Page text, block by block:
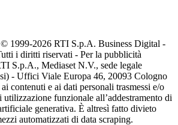
1999-2026 RTI S.p.A. Business Digital -
i diritti riservati - Per la pubblicità
S.p.A., Mediaset N.V., sede legale
- Uffici Viale Europa 46, 20093 Cologno
contenuti e ai dati personali trasmessi e/o
funzionale all’addestramento di
generativa. È altresì fatto divieto
automatizzati di data scraping.